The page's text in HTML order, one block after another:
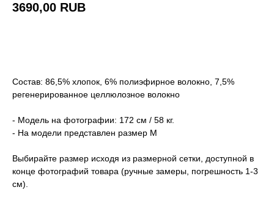
3690,00 RUB
Состав: 86,5% хлопок, 6% полиэфирное волокно, 7,5%
регенерированное целлюлозное волокно
- Модель на фотографии: 172 см / 58 кг.
- На модели представлен размер M
Выбирайте размер исходя из размерной сетки, доступной в
конце фотографий товара (ручные замеры, погрешность 1-3
см).